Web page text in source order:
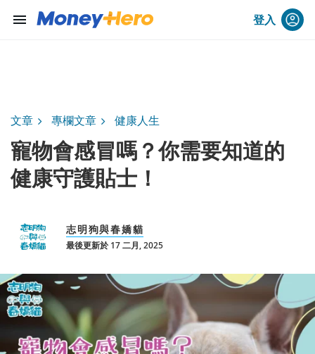
menu 登入
文章 專欄文章 健康人生
寵物會感冒嗎？你需要知道的
健康守護貼士！
志明狗與春嬌貓
最後更新於 17 二月, 2025